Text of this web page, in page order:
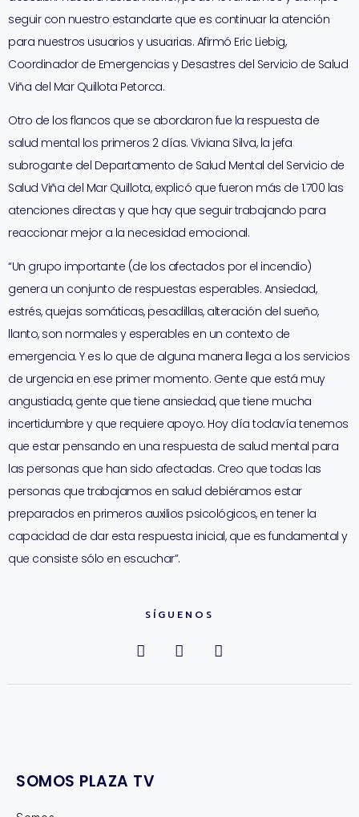
seguir con nuestro estandarte que es continuar la atención
para nuestros usuarios y usuarias. Afirmó Eric Liebig,
Coordinador de Emergencias y Desastres del Servicio de Salud
Viña del Mar Quillota Petorca.
Otro de los flancos que se abordaron fue la respuesta de
salud mental los primeros 2 días. Viviana Silva, la jefa
subrogante del Departamento de Salud Mental del Servicio de
Salud Viña del Mar Quillota, explicó que fueron más de 1.700 las
atenciones directas y que hay que seguir trabajando para
reaccionar mejor a la necesidad emocional.
“Un grupo importante (de los afectados por el incendio)
genera un conjunto de respuestas esperables. Ansiedad,
estrés, quejas somáticas, pesadillas, alteración del sueño,
llanto, son normales y esperables en un contexto de
emergencia. Y es lo que de alguna manera llega a los servicios
de urgencia en ese primer momento. Gente que está muy
angustiada, gente que tiene ansiedad, que tiene mucha
incertidumbre y que requiere apoyo. Hoy día todavía tenemos
que estar pensando en una respuesta de salud mental para
las personas que han sido afectadas. Creo que todas las
personas que trabajamos en salud debiéramos estar
preparados en primeros auxilios psicológicos, en tener la
capacidad de dar esta respuesta inicial, que es fundamental y
que consiste sólo en escuchar”.
SÍGUENOS
SOMOS PLAZA TV